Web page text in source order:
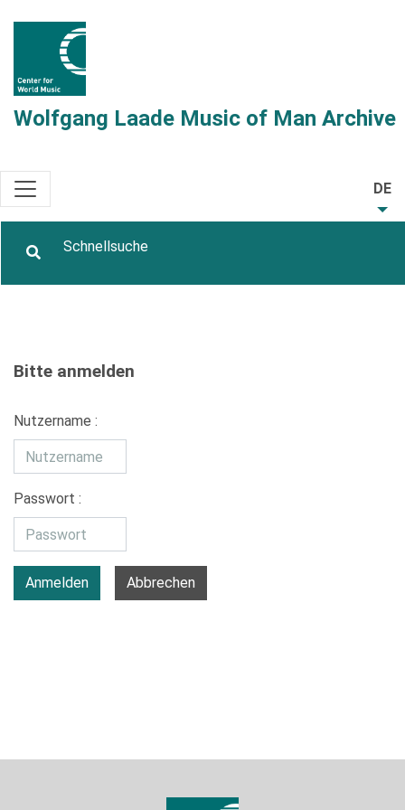
Wolfgang Laade Music of Man Archive
DE
Bitte anmelden
Nutzername :
Passwort :
Anmelden Abbrechen